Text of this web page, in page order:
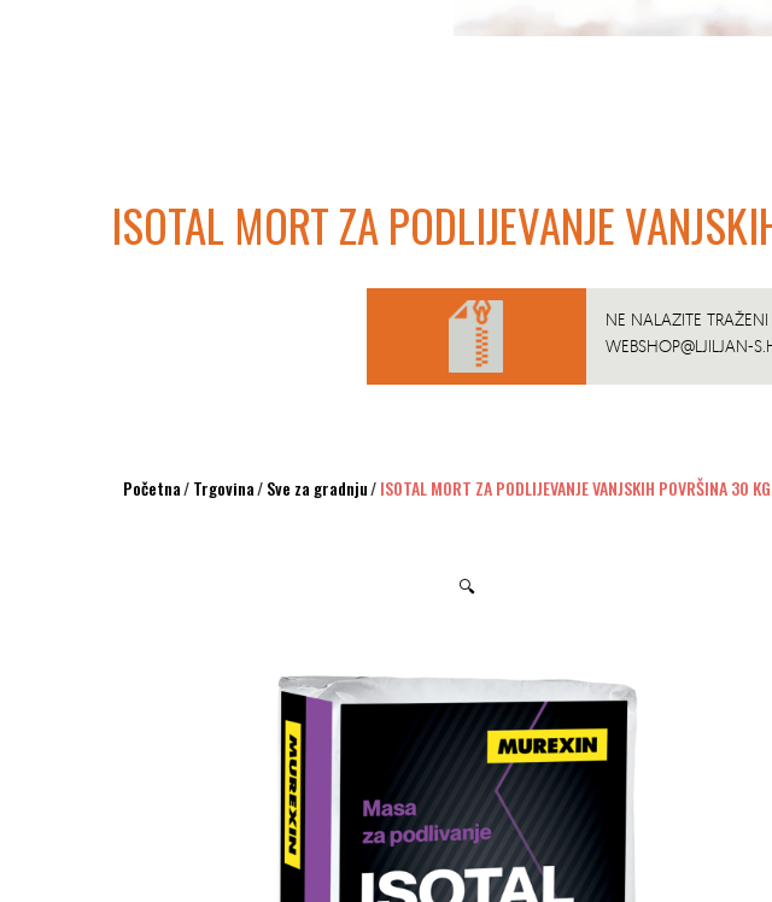
ISOTAL MORT ZA PODLIJEVANJE
NE NALAZITE
WEBSHOP@LJILJAN-
Početna/Trgovina/Sve za gradnju/ISOTAL MORT ZA PODLIJEVANJE VANJSKIH POVRŠINA 30 KG
🔍